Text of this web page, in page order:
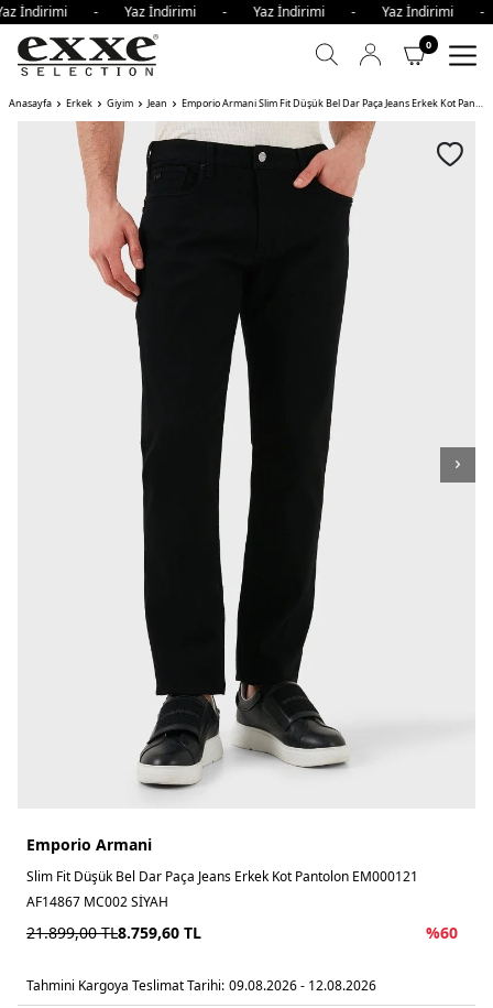
İndirimi - Yaz İndirimi - Yaz İndirimi - Yaz
0
Anasayfa Erkek Giyim Jean Emporio Armani Slim Fit Düşük Bel Dar Paça Jeans Erkek Kot Pantolon
Emporio Armani
Slim Fit Düşük Bel Dar Paça Jeans Erkek Kot Pantolon EM000121
AF14867 MC002 SİYAH
21.899,00TL8.759,60 TL %60
Tahmini Kargoya Teslimat Tarihi: 09.08.2026 - 12.08.2026